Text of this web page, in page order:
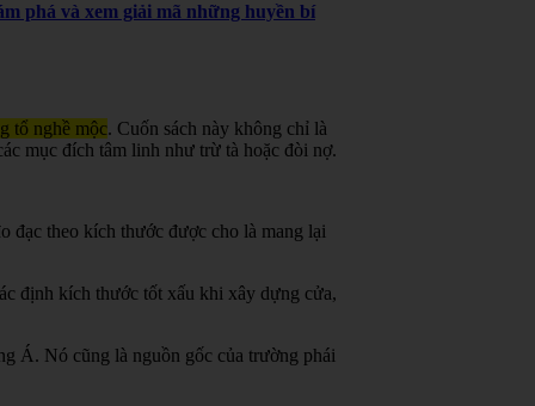
phá và xem giải mã những huyền bí
tổ nghề mộc. Cuốn sách này không chỉ là
mục đích tâm linh như trừ tà hoặc đòi nợ.
đạc theo kích thước được cho là mang lại
định kích thước tốt xấu khi xây dựng cửa,
Á. Nó cũng là nguồn gốc của trường phái